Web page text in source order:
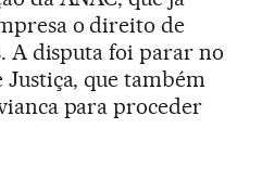
o direito de
A disputa foi parar no
que também
para proceder